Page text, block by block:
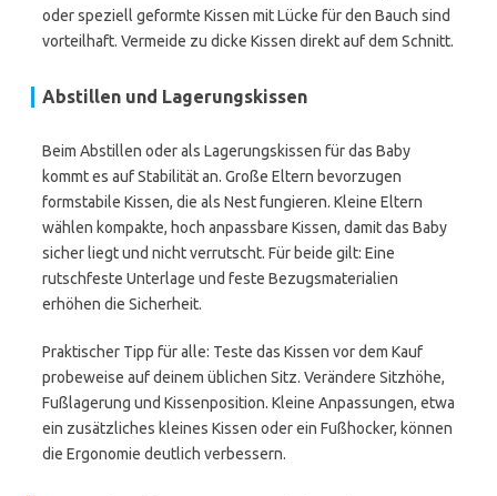
oder speziell geformte Kissen mit Lücke für den Bauch sind
vorteilhaft. Vermeide zu dicke Kissen direkt auf dem Schnitt.
Abstillen und Lagerungskissen
Beim Abstillen oder als Lagerungskissen für das Baby
kommt es auf Stabilität an. Große Eltern bevorzugen
formstabile Kissen, die als Nest fungieren. Kleine Eltern
wählen kompakte, hoch anpassbare Kissen, damit das Baby
sicher liegt und nicht verrutscht. Für beide gilt: Eine
rutschfeste Unterlage und feste Bezugsmaterialien
erhöhen die Sicherheit.
Praktischer Tipp für alle: Teste das Kissen vor dem Kauf
probeweise auf deinem üblichen Sitz. Verändere Sitzhöhe,
Fußlagerung und Kissenposition. Kleine Anpassungen, etwa
ein zusätzliches kleines Kissen oder ein Fußhocker, können
die Ergonomie deutlich verbessern.